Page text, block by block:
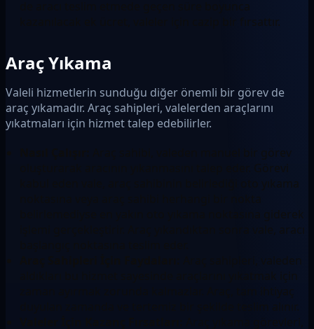
kazanılacak ek ücret, valeler için cazip bir fırsattır.
Araç Yıkama
Valeli hizmetlerin sunduğu diğer önemli bir görev de
araç yıkamadır. Araç sahipleri, valelerden araçlarını
yıkatmaları için hizmet talep edebilirler.